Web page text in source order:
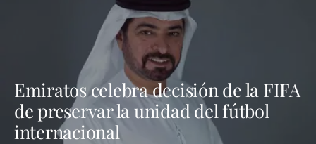
Emiratos celebra decisión de la FIFA
de preservar la unidad del fútbol
internacional